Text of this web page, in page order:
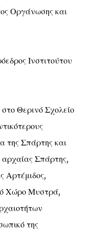
Οργάνωσης και
Ινστιτούτου
Θερινό Σχολείο
της Σπάρτης και
αρχαίας Σπάρτης,
Αρτέμιδος,
Χώρο Μυστρά,
της